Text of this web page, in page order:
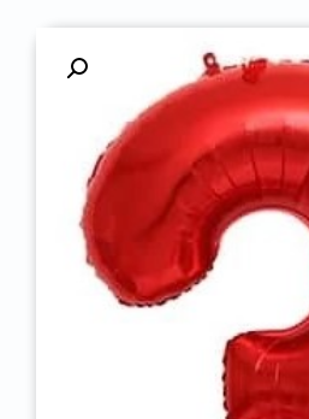
בלון מיילר 34 כסף - מספר 5
14.90
+
ADD